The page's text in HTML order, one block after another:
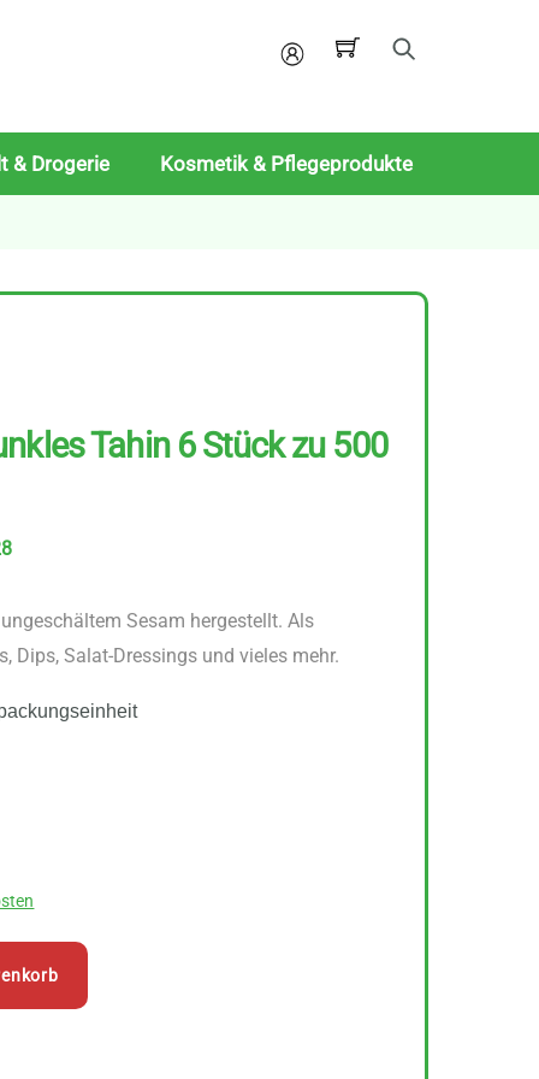
Mein
& Drogerie Kosmetik & Pflegeprodukte
Tahin 6 Stück zu 500
Sesam hergestellt. Als
Dips, Salat-Dressings und vieles mehr.